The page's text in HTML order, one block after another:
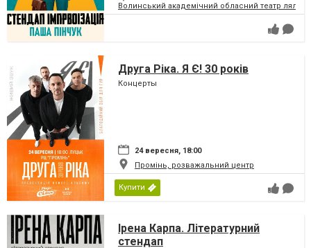
Волинський академічний обласний театр ляльок
Друга Ріка. Я Є! 30 років
Концерты
24 вересня, 18:00
Промінь, розважальний центр
Купити
Ірена Карпа. Літературний
стендап